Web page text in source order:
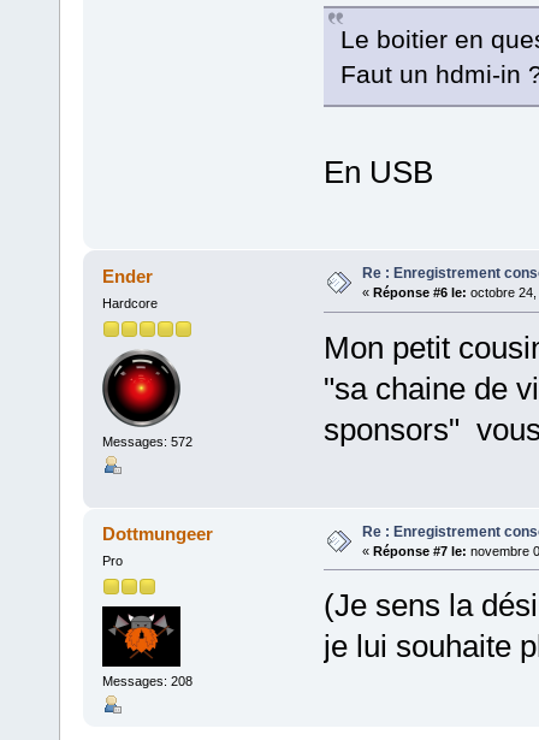
Le boitier en
Faut un hdmi-in
En USB
Ender
Hardcore
Messages: 572
Re : Enregistrement
« Réponse #6 le: octobre 24,
Mon petit
"sa chaine de
sponsors"
Dottmungeer
Pro
Messages: 208
Re : Enregistrement
« Réponse #7 le: novembre
(Je sens la
je lui souhaite